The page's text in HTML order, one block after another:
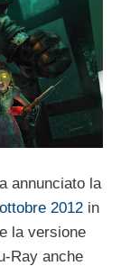
annunciato la
2012 in
la versione
Ray anche